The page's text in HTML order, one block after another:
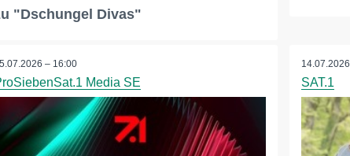
"Dschungel Divas"
– 16:00
Media SE SAT.1